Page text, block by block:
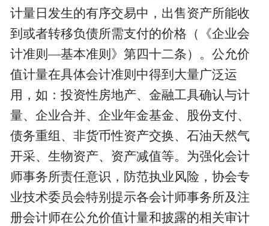
计量日发生的有序交易中，出售资产所能收
到或者转移负债所需支付的价格（《企业会
计准则—基本准则》第四十二条）。公允价
值计量在具体会计准则中得到大量广泛运
用，如：投资性房地产、金融工具确认与计
量、企业合并、企业年金基金、股份支付、
债务重组、非货币性资产交换、石油天然气
开采、生物资产、资产减值等。为强化会计
师事务所责任意识，防范执业风险，协会专
业技术委员会特别提示各会计师事务所及注
册会计师在公允价值计量和披露的相关审计